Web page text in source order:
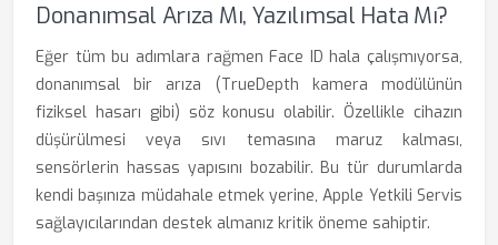
Donanımsal Arıza Mı, Yazılımsal Hata Mı?
Eğer tüm bu adımlara rağmen Face ID hala çalışmıyorsa,
donanımsal bir arıza (TrueDepth kamera modülünün
fiziksel hasarı gibi) söz konusu olabilir. Özellikle cihazın
düşürülmesi veya sıvı temasına maruz kalması,
sensörlerin hassas yapısını bozabilir. Bu tür durumlarda
kendi başınıza müdahale etmek yerine, Apple Yetkili Servis
sağlayıcılarından destek almanız kritik öneme sahiptir.